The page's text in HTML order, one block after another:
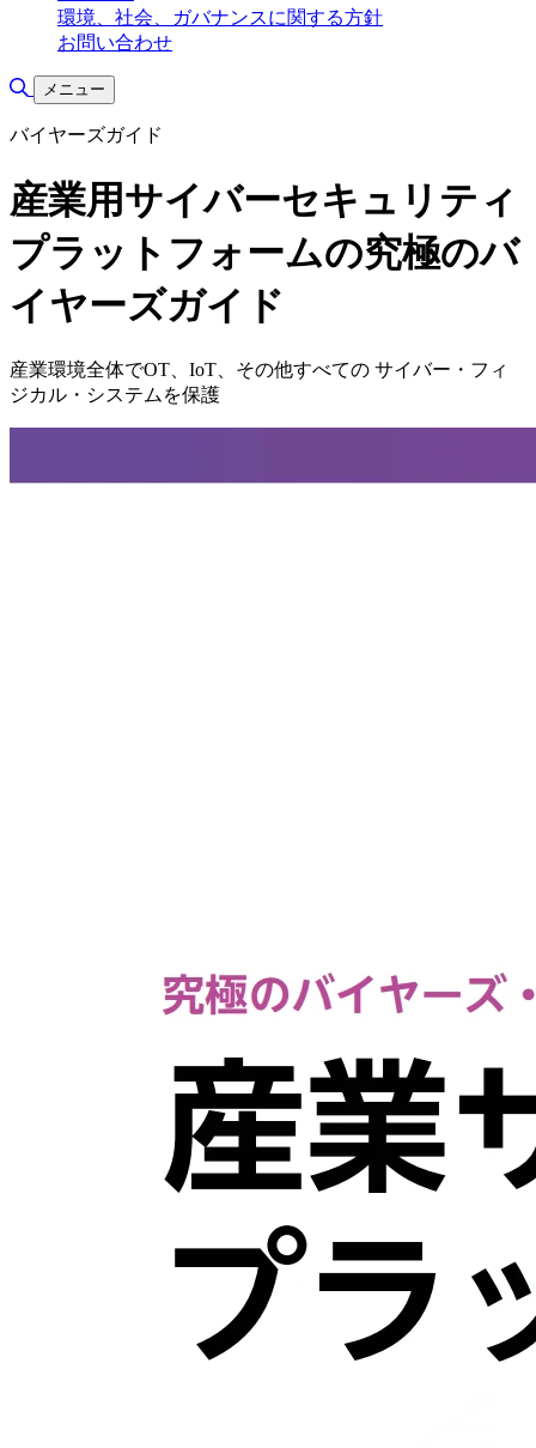
環境、社会、ガバナンスに関する方針
お問い合わせ
検索の切り替え
メニュー
バイヤーズガイド
産業用サイバーセキュリティ
プラットフォームの究極のバ
イヤーズガイド
産業環境全体でOT、IoT、その他すべての サイバー・フィ
ジカル・システムを保護